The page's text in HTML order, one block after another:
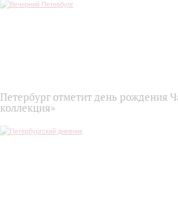
Петербург отметит день рождения
коллекция»